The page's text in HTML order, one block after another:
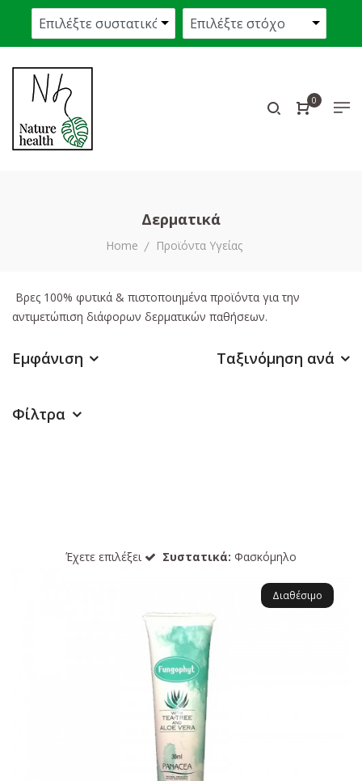
0
Δερματικά
Home Προϊόντα Υγείας
Βρες 100% φυτικά & πιστοποιημένα προϊόντα για την
αντιμετώπιση διάφορων δερματικών παθήσεων.
Εμφάνιση Ταξινόμηση ανά
Φίλτρα
Έχετε επιλέξει Συστατικά: Φασκόμηλο
Διαθέσιμο